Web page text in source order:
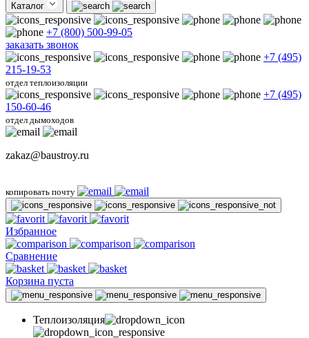
Каталог
+7 (800) 500-99-05
заказать звонок
+7 (495)
215-19-53
отдел теплоизоляции
+7 (495)
150-60-46
отдел дымоходов
zakaz@baustroy.ru
копировать почту
Избранное
Сравнение
Корзина пуста
Теплоизоляция